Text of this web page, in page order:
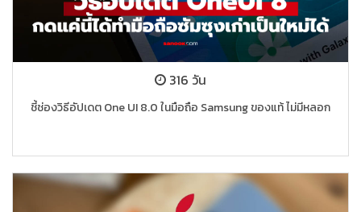
316 วัน
ชี้ช่องวิธีอัปเดต One UI 8.0 ในมือถือ Samsung ของแท้ ไม่มีหลอก